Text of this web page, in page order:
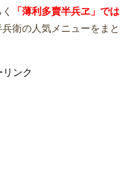
「薄利多賣半兵ヱ」では
衛の人気メニューをまと
リンク